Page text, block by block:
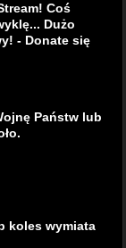
Coś
Dużo
- Donate się
Państw lub
koles wymiata